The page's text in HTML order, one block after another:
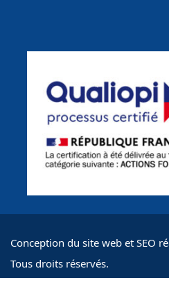
Conception du site web et SEO
Tous droits réservés.